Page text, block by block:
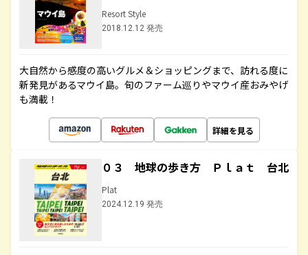
Resort Style
2018.12.12 発売
大自然から感度の高いグルメ＆ショッピングまで、訪れる度に
新発見があるマウイ島。旬のファーム巡りやマウイ産おみやげ
も満載！
詳細を見る
０３ 地球の歩き方 Ｐｌａｔ 台北
Plat
2024.12.19 発売